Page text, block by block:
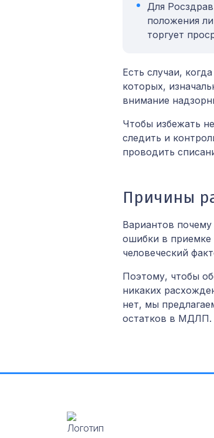
Для
положения
торгует
Есть случаи,
которых,
внимание
Чтобы избежать
следить и
проводить
Причины
Вариантов
ошибки в приемке
человеческий
Поэтому, чтобы
никаких
нет, мы
остатков в МДЛП.